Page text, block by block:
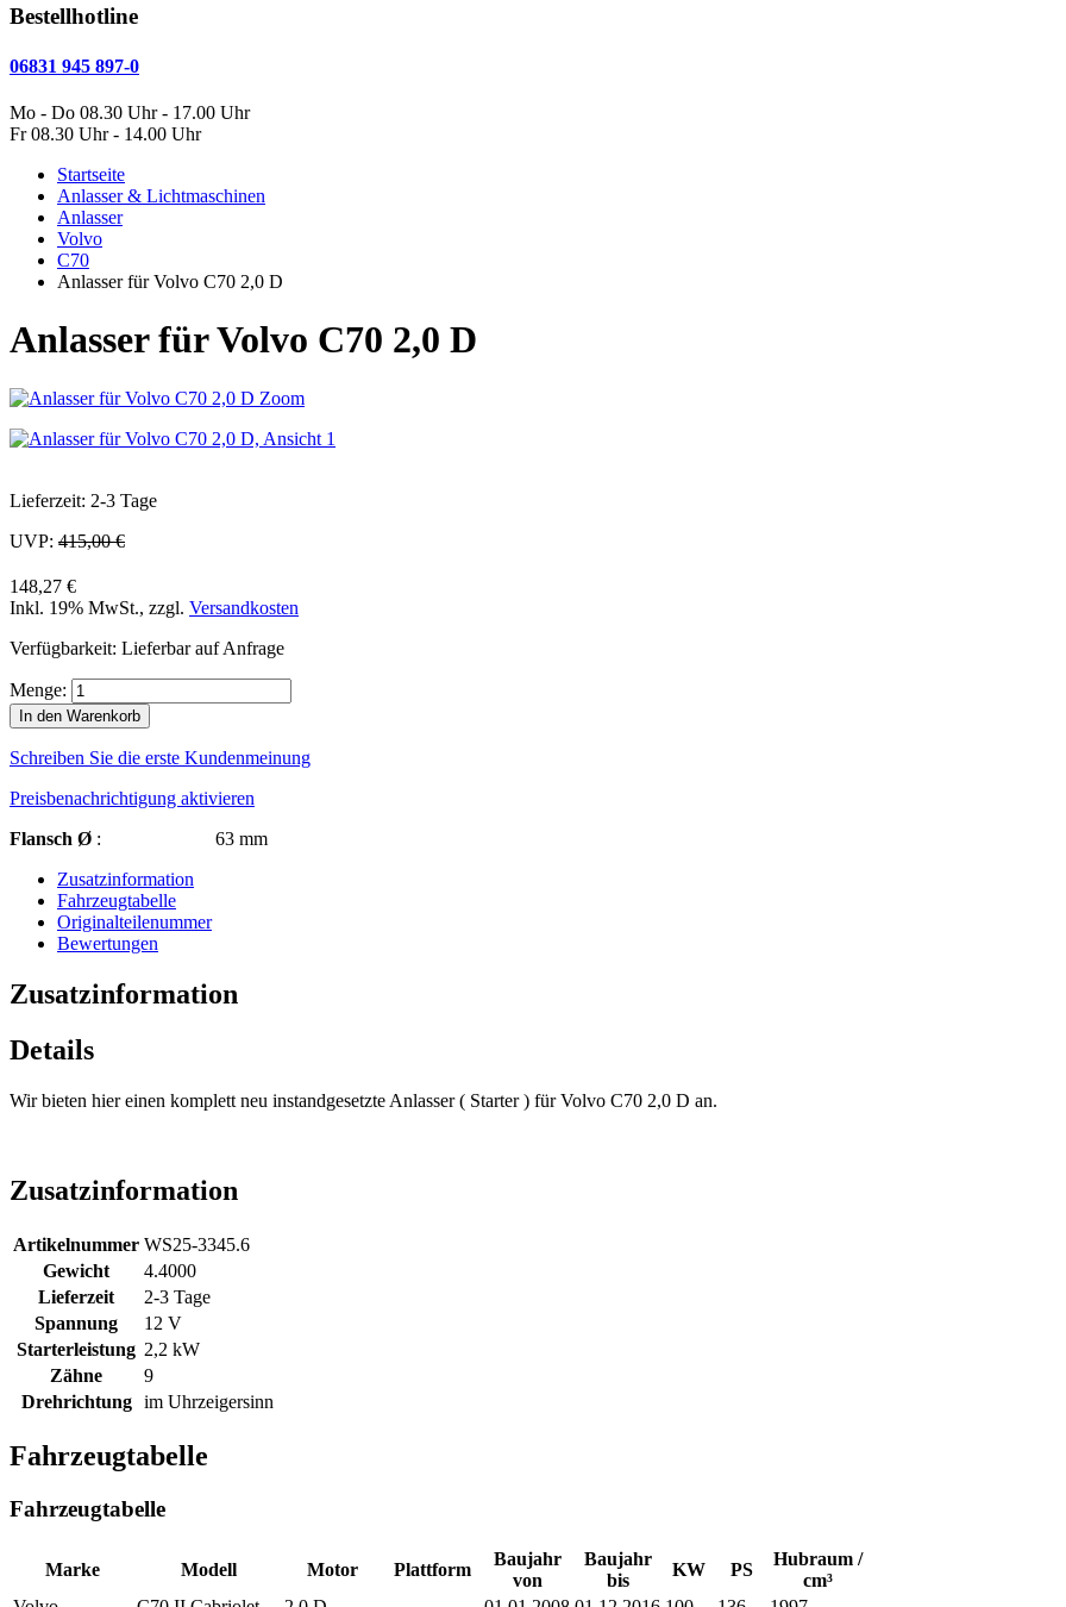
Bestellhotline
06831 945 897-0
Mo - Do 08.30 Uhr - 17.00 Uhr
Fr 08.30 Uhr - 14.00 Uhr
Startseite
Anlasser & Lichtmaschinen
Anlasser
Volvo
C70
Anlasser für Volvo C70 2,0 D
Anlasser für Volvo C70 2,0 D
Zoom
Lieferzeit: 2-3 Tage
UVP: 415,00 €
148,27 €
Inkl. 19% MwSt., zzgl. Versandkosten
Verfügbarkeit: Lieferbar auf Anfrage
Menge:
In den Warenkorb
Schreiben Sie die erste Kundenmeinung
Preisbenachrichtigung aktivieren
Flansch Ø : 63 mm
Zusatzinformation
Fahrzeugtabelle
Originalteilenummer
Bewertungen
Zusatzinformation
Details
Wir bieten hier einen komplett neu instandgesetzte Anlasser ( Starter ) für Volvo C70 2,0 D an.
Zusatzinformation
Artikelnummer WS25-3345.6
Gewicht
4.4000
Lieferzeit
2-3 Tage
Spannung
12 V
Starterleistung 2,2 kW
Zähne
9
Drehrichtung
im Uhrzeigersinn
Fahrzeugtabelle
Fahrzeugtabelle
Marke Modell Motor Plattform
Baujahr
von
Baujahr
bis
KW PS
Hubraum /
cm³